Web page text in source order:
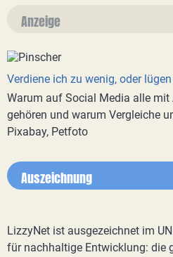
Anzeige
Verdiene ich zu wenig, oder
Warum auf Social Media alle
gehören und warum Vergleiche
Pixabay, Petfoto
Auszeichnung
LizzyNet ist ausgezeichnet im
für nachhaltige Entwicklung: die